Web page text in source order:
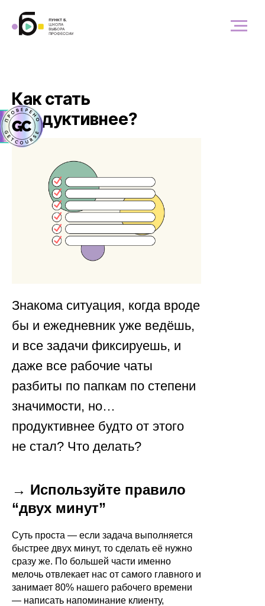
Как стать
продуктивнее?
Знакома ситуация, когда вроде
бы и ежедневник уже ведёшь,
и все задачи фиксируешь, и
даже все рабочие чаты
разбиты по папкам по степени
значимости, но…
продуктивнее будто от этого
не стал? Что делать?
→ Используйте правило
“двух минут”
Суть проста — если задача выполняется
быстрее двух минут, то сделать её нужно
сразу же. По большей части именно
мелочь отвлекает нас от самого главного и
занимает 80% нашего рабочего времени
— написать напоминание клиенту,